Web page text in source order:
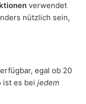
verwendet
nützlich sein,
egal ob 20
ist es bei jedem